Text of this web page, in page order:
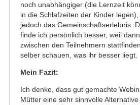
noch unabhängiger (die Lernzeit
in die Schlafzeiten der Kinder
jedoch das Gemeinschaftserlebnis.
finde ich persönlich besser, weil
zwischen den Teilnehmern
selber schauen, was ihr besser liegt.
Mein Fazit:
Ich denke, dass gut gemachte
Mütter eine sehr sinnvolle Alternative